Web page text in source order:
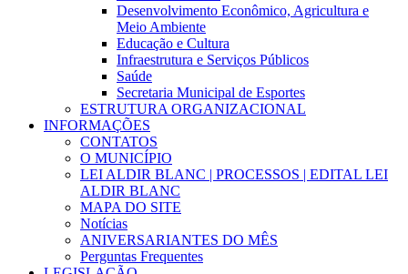
Desenvolvimento Econômico, Agricultura e
Meio Ambiente
Educação e Cultura
Infraestrutura e Serviços Públicos
Saúde
Secretaria Municipal de Esportes
ESTRUTURA ORGANIZACIONAL
INFORMAÇÕES
CONTATOS
O MUNICÍPIO
LEI ALDIR BLANC | PROCESSOS | EDITAL LEI
ALDIR BLANC
MAPA DO SITE
Notícias
ANIVERSARIANTES DO MÊS
Perguntas Frequentes